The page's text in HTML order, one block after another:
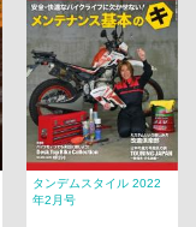
タンデムスタイル 2022
年2月号